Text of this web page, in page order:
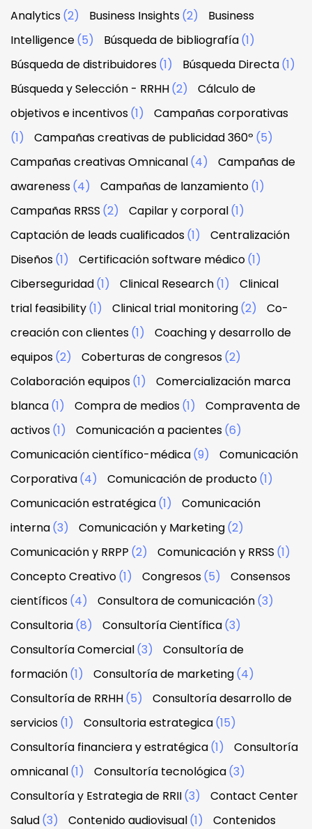
Analytics(2) Business Insights(2)
Business
Intelligence(5) Búsqueda de bibliografía(1)
Búsqueda de distribuidores(1) Búsqueda Directa(1)
Búsqueda y Selección - RRHH(2)
Cálculo de
objetivos e incentivos(1)
Campañas corporativas
(1)
Campañas creativas de publicidad 360º (5)
Campañas creativas Omnicanal(4)
Campañas de
awareness(4) Campañas de lanzamiento(1)
Campañas RRSS (2) Capilar y corporal(1)
Captación de leads cualificados(1)
Centralización
Diseños(1) Certificación software médico(1)
Ciberseguridad(1) Clinical Research(1)
Clinical
trial feasibility(1) Clinical trial monitoring(2)
Co-
creación con clientes(1)
Coaching y desarrollo de
equipos(2) Coberturas de congresos(2)
Colaboración equipos(1)
Comercialización marca
blanca(1) Compra de medios(1)
Compraventa de
activos(1) Comunicación a pacientes(6)
Comunicación científico-médica(9)
Comunicación
Corporativa(4) Comunicación de producto(1)
Comunicación estratégica(1)
Comunicación
interna(3) Comunicación y Marketing(2)
Comunicación y RRPP (2) Comunicación y RRSS (1)
Concepto Creativo(1) Congresos(5)
Consensos
científicos(4) Consultora de comunicación(3)
Consultoria(8) Consultoría Científica(3)
Consultoría Comercial(3)
Consultoría de
formación(1) Consultoría de marketing(4)
Consultoría de RRHH(5)
Consultoría desarrollo de
servicios(1) Consultoria estrategica(15)
Consultoría financiera y estratégica(1)
Consultoría
omnicanal(1) Consultoría tecnológica(3)
Consultoría y Estrategia de RRII(3)
Contact Center
Salud(3) Contenido audiovisual(1)
Contenidos